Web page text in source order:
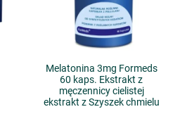
Melatonina 3mg Formeds
60 kaps. Ekstrakt z
męczennicy cielistej
ekstrakt z Szyszek chmielu